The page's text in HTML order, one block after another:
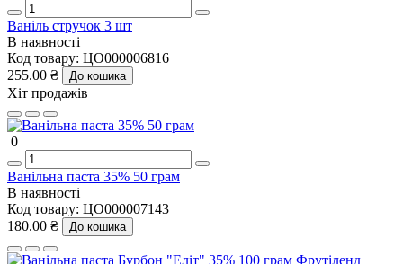
Ваніль стручок 3 шт
В наявності
Код товару: ЦО000006816
255.00 ₴
До кошика
Хіт продажів
0
Ванільна паста 35% 50 грам
В наявності
Код товару: ЦО000007143
180.00 ₴
До кошика